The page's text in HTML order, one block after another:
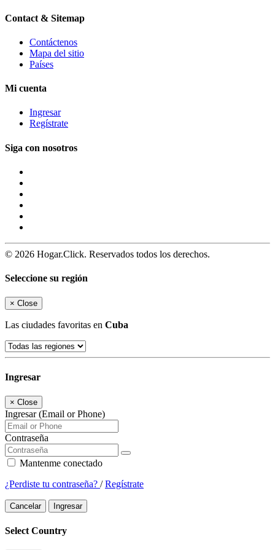
Contact & Sitemap
Contáctenos
Mapa del sitio
Países
Mi cuenta
Ingresar
Regístrate
Siga con nosotros
© 2026 Hogar.Click. Reservados todos los derechos.
Seleccione su región
× Close
Las ciudades favoritas en Cuba
Ingresar
× Close
Ingresar (Email or Phone)
Contraseña
Mantenme conectado
¿Perdiste tu contraseña? /Regístrate
Cancelar Ingresar
Select Country